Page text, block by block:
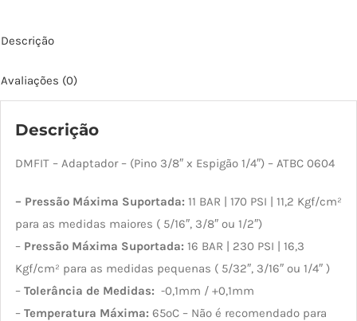
1/4
0604
Descrição
Avaliações (0)
Descrição
DMFIT – Adaptador – (Pino 3/8″ x Espigão 1/4″) – ATBC 0604
– Pressão Máxima Suportada: 11 BAR | 170 PSI | 11,2 Kgf/cm²
para as medidas maiores ( 5/16″, 3/8″ ou 1/2″)
– Pressão Máxima Suportada: 16 BAR | 230 PSI | 16,3
Kgf/cm² para as medidas pequenas ( 5/32″, 3/16″ ou 1/4″ )
– Tolerância de Medidas: -0,1mm / +0,1mm
– Temperatura Máxima: 65ºC – Não é recomendado para